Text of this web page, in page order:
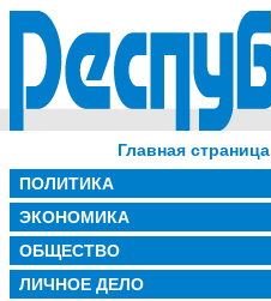
Главная страница
ПОЛИТИКА
ЭКОНОМИКА
ОБЩЕСТВО
ЛИЧНОЕ ДЕЛО